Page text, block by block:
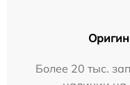
Более 20 тыс.